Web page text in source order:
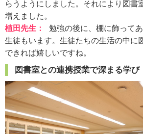
らうようにしました。それにより図書
増えました。
植田先生：
勉強の後に、棚に飾って
生徒もいます。生徒たちの生活の中に
できれば嬉しいですね。
図書室との連携授業で深まる学び